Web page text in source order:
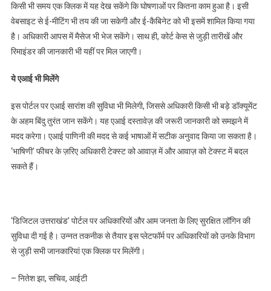
किसी भी समय एक क्लिक में यह देख सकेंगे कि घोषणाओं पर कितना काम हुआ है। इसी
वेबसाइट से ई-मीटिंग भी तय की जा सकेगी और ई-कैबिनेट को भी इसमें शामिल किया गया
है। अधिकारी आपस में मैसेज भी भेज सकेंगे। साथ ही, कोर्ट केस से जुड़ी तारीखें और
रिमाइंडर की जानकारी भी यहीं पर मिल जाएगी।
ये एआई भी मिलेंगे
इस पोर्टल पर एआई सारांश की सुविधा भी मिलेगी, जिससे अधिकारी किसी भी बड़े डॉक्यूमेंट
के अहम बिंदु तुरंत जान सकेंगे। यह एआई दस्तावेज़ की जरूरी जानकारी को समझने में
मदद करेगा। एआई पाणिनी की मदद से कई भाषाओं में सटीक अनुवाद किया जा सकता है।
‘भाषिणी’ फीचर के ज़रिए अधिकारी टेक्स्ट को आवाज़ में और आवाज़ को टेक्स्ट में बदल
सकते हैं।
‘डिजिटल उत्तराखंड’ पोर्टल पर अधिकारियों और आम जनता के लिए सुरक्षित लॉगिन की
सुविधा दी गई है। उन्नत तकनीक से तैयार इस प्लेटफॉर्म पर अधिकारियों को उनके विभाग
से जुड़ी सभी जानकारियां एक क्लिक पर मिलेंगी।
– नितेश झा, सचिव, आईटी